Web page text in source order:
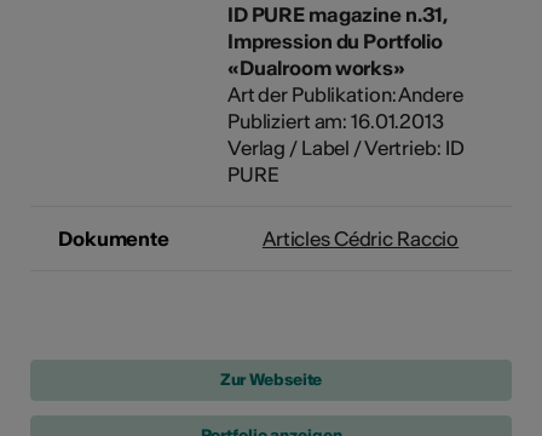
ID PURE magazine n.31,
Impression du Portfolio
«Dualroom works»
Art der Publikation: Andere
Publiziert am: 16.01.2013
Verlag / Label / Vertrieb: ID
PURE
Dokumente Articles Cédric Raccio